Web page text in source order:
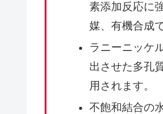
素添加反応に
媒、有機合成
ラニーニッケ
出させた多孔
用されます。
不飽和結合の